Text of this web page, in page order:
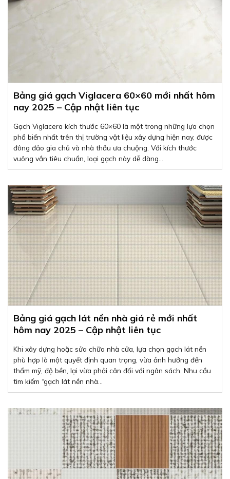
Bảng giá gạch Viglacera 60×60 mới nhất hôm
nay 2025 – Cập nhật liên tục
Gạch Viglacera kích thước 60×60 là một trong những lựa chọn
phổ biến nhất trên thị trường vật liệu xây dựng hiện nay, được
đông đảo gia chủ và nhà thầu ưa chuộng. Với kích thước
vuông vắn tiêu chuẩn, loại gạch này dễ dàng...
Bảng giá gạch lát nền nhà giá rẻ mới nhất
hôm nay 2025 – Cập nhật liên tục
Khi xây dựng hoặc sửa chữa nhà cửa, lựa chọn gạch lát nền
phù hợp là một quyết định quan trọng, vừa ảnh hưởng đến
thẩm mỹ, độ bền, lại vừa phải cân đối với ngân sách. Nhu cầu
tìm kiếm “gạch lát nền nhà...